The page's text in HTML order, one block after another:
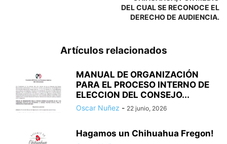
DEL CUAL SE RECONOCE EL
DERECHO DE AUDIENCIA.
Artículos relacionados
MANUAL DE ORGANIZACIÓN
PARA EL PROCESO INTERNO DE
ELECCION DEL CONSEJO...
Oscar Nuñez - 22 junio, 2026
Hagamos un Chihuahua Fregon!